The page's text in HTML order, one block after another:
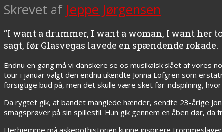
Skrevet af Jeppe Jørgensen
“I want a drummer, I want a woman, I want her
sagt, før Glasvegas lavede en spændende rokade.
Endnu en gang må vi danskere se os musikalsk slået af vores
tour i januar valgt den endnu ukendte Jonna Löfgren som
forsigtige bud på, men det skulle være sket før indspilning,
Da rygtet gik, at bandet manglede hænder, sendte 23-årige
smagsprøver på sin spillestil. Hun gik gennem en åben dør, da
Herhjemme må askepothistorien kunne inspirere